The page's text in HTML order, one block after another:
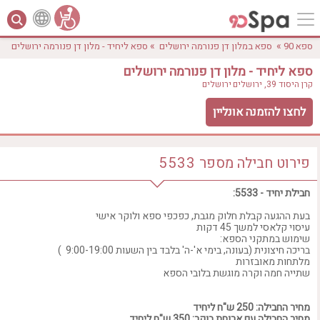
לפי אבזורים
אירוודה
ארוחה
בריכה מחוממת
בריכה חיצונית
ג'קוזי פרטי
אישור טווח מחירים
ספא 90 » ספא במלון דן פנורמה ירושלים » ספא ליחיד - מלון דן פנורמה ירושלים
ספא ליחיד - מלון דן פנורמה ירושלים
קרן היסוד 39, ירושלים ירושלים
לחצו להזמנה אונליין
פירוט חבילה מספר 5533
חבילת יחיד - 5533:
בעת ההגעה קבלת חלוק מגבת, כפכפי ספא ולוקר אישי
עיסוי קלאסי למשך 45 דקות
שימוש במתקני הספא:
בריכה חיצונית (בעונה, בימי א'-ה' בלבד בין השעות 9:00-19:00 )
מלתחות מאובזרות
שתייה חמה וקרה מוגשת בלובי הספא
מחיר החבילה: 250 ש"ח ליחיד